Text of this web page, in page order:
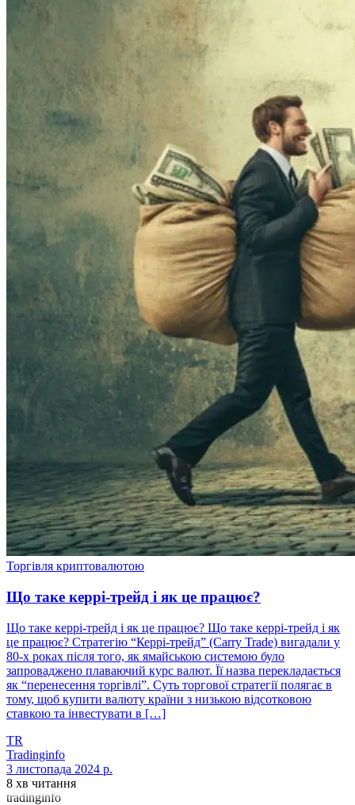
Торгівля криптовалютою
Що таке керрі-трейд і як це працює?
Що таке керрі-трейд і як це працює? Що таке керрі-трейд і як
це працює? Стратегію “Керрі-трейд” (Carry Trade) вигадали у
80-х роках після того, як ямайською системою було
запроваджено плаваючий курс валют. Її назва перекладається
як “перенесення торгівлі”. Суть торгової стратегії полягає в
тому, щоб купити валюту країни з низькою відсотковою
ставкою та інвестувати в […]
TR
Tradinginfo
3 листопада 2024 р.
8 хв читання
tradinginfo